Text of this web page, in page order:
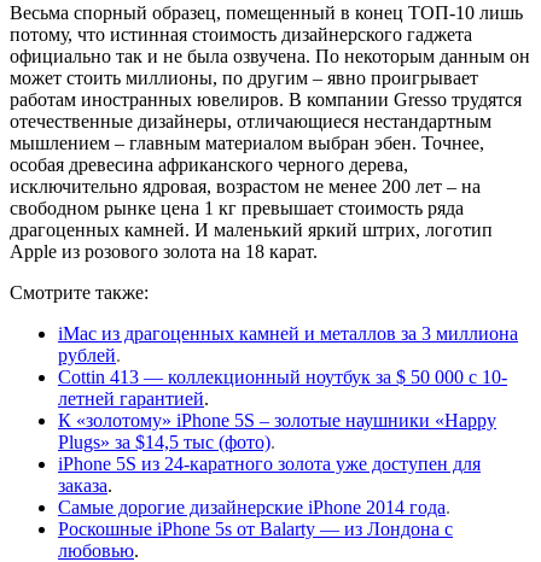
Весьма спорный образец, помещенный в конец ТОП-10 лишь
потому, что истинная стоимость дизайнерского гаджета
официально так и не была озвучена. По некоторым данным он
может стоить миллионы, по другим – явно проигрывает
работам иностранных ювелиров. В компании Gresso трудятся
отечественные дизайнеры, отличающиеся нестандартным
мышлением – главным материалом выбран эбен. Точнее,
особая древесина африканского черного дерева,
исключительно ядровая, возрастом не менее 200 лет – на
свободном рынке цена 1 кг превышает стоимость ряда
драгоценных камней. И маленький яркий штрих, логотип
Apple из розового золота на 18 карат.
Смотрите также:
iMac из драгоценных камней и металлов за 3 миллиона
рублей.
Cottin 413 — коллекционный ноутбук за $ 50 000 с 10-
летней гарантией.
К «золотому» iPhone 5S – золотые наушники «Happy
Plugs» за $14,5 тыс (фото).
iPhone 5S из 24-каратного золота уже доступен для
заказа.
Самые дорогие дизайнерские iPhone 2014 года.
Роскошные iPhone 5s от Balarty — из Лондона с
любовью.